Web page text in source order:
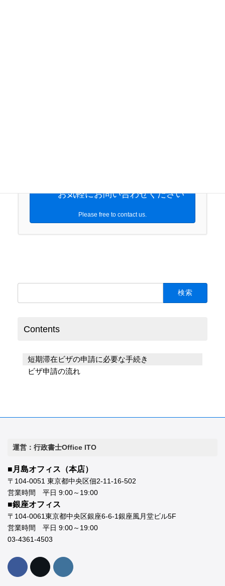
お気軽にお問い合わせください
Please free to contact us.
検
Contents
短期滞在ビザの申請に必要な手続き
ビザ申請の流れ
運営：行政書士Office ITO
■月島オフィス（本店）
〒104-0051 東京都中央区佃2-11-16-502
営業時間 平日 9:00～19:00
■銀座オフィス
〒104-0061東京都中央区銀座6-6-1銀座風月堂ビル5F
営業時間 平日 9:00～19:00
03-4361-4503